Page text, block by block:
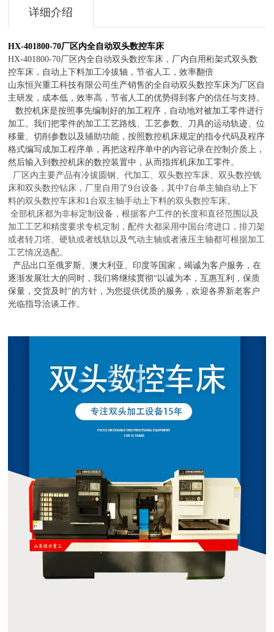
详细介绍
HX-401800-70厂区内全自动双头数控车床
HX-401800-70厂区内全自动双头数控车床，厂内自用桁架式双头数
控车床，自动上下料加工冷拔轴，节省人工，效率翻倍
山东恒兴重工科技有限公司生产销售的全自动双头数控车床为厂区自
主研发，成本低，效率高，节省人工的优势得到客户的信任与支持。
数控机床是按照事先编制好的加工程序，自动地对被加工零件进行
加工。我们把零件的加工工艺路线、工艺参数、刀具的运动轨迹、位
移量、切削参数以及辅助功能，按照数控机床规定的指令代码及程序
格式编写成加工程序单，再把这程序单中的内容记录在控制介质上，
然后输入到数控机床的数控装置中，从而指挥机床加工零件。
厂区内主要产品有冷拔圆钢、代加工、双头数控车床、双头数控铣
床和双头数控钻床，厂里自用了9台设备，其中7台单主轴自动上下
料的双头数控车床和1 台双主轴手动上下料的双头数控车床。
全部机床都为非标定制设备，根据客户工件的长度和直径范围以及
加工工艺和精度要求专机定制，配件大都采用中国台湾进口，排刀架
或者转刀塔、硬轨或者线轨以及气动主轴或者液压主轴都可根据加工
工艺情况选配。
产品出口至俄罗斯、澳大利亚、印度等国家，竭诚为客户服务，在
逐渐发展壮大的同时，我们将继续贯彻“以诚为本，互惠互利，保质
保量，交货及时"的方针，为您提供优质的服务，欢迎各界新老客户
光临指导洽谈工作。